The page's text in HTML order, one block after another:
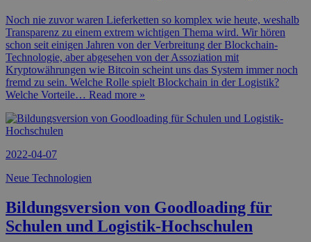
Noch nie zuvor waren Lieferketten so komplex wie heute, weshalb
Transparenz zu einem extrem wichtigen Thema wird. Wir hören
schon seit einigen Jahren von der Verbreitung der Blockchain-
Technologie, aber abgesehen von der Assoziation mit
Kryptowährungen wie Bitcoin scheint uns das System immer noch
fremd zu sein. Welche Rolle spielt Blockchain in der Logistik?
Welche Vorteile… Read more »
2022-04-07
Neue Technologien
Bildungsversion von Goodloading für
Schulen und Logistik-Hochschulen